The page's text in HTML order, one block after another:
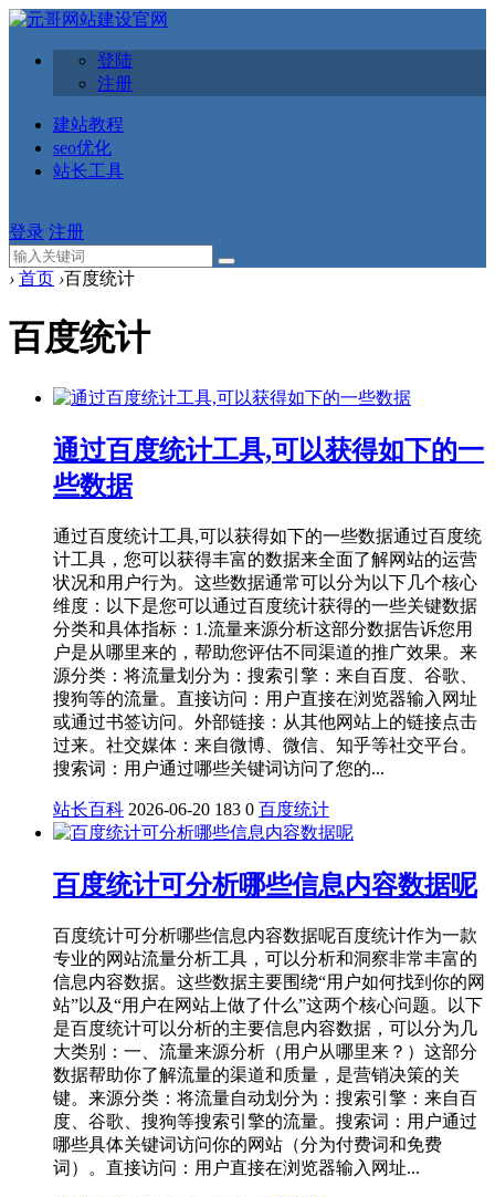
登陆
注册
建站教程
seo优化
站长工具
登录 注册
› 首页 ›百度统计
百度统计
通过百度统计工具,可以获得如下的一
些数据
通过百度统计工具,可以获得如下的一些数据通过百度统
计工具，您可以获得丰富的数据来全面了解网站的运营
状况和用户行为。这些数据通常可以分为以下几个核心
维度：以下是您可以通过百度统计获得的一些关键数据
分类和具体指标：1.流量来源分析这部分数据告诉您用
户是从哪里来的，帮助您评估不同渠道的推广效果。来
源分类：将流量划分为：搜索引擎：来自百度、谷歌、
搜狗等的流量。直接访问：用户直接在浏览器输入网址
或通过书签访问。外部链接：从其他网站上的链接点击
过来。社交媒体：来自微博、微信、知乎等社交平台。
搜索词：用户通过哪些关键词访问了您的...
站长百科 2026-06-20 183 0 百度统计
百度统计可分析哪些信息内容数据呢
百度统计可分析哪些信息内容数据呢百度统计作为一款
专业的网站流量分析工具，可以分析和洞察非常丰富的
信息内容数据。这些数据主要围绕“用户如何找到你的网
站”以及“用户在网站上做了什么”这两个核心问题。以下
是百度统计可以分析的主要信息内容数据，可以分为几
大类别：一、流量来源分析（用户从哪里来？）这部分
数据帮助你了解流量的渠道和质量，是营销决策的关
键。来源分类：将流量自动划分为：搜索引擎：来自百
度、谷歌、搜狗等搜索引擎的流量。搜索词：用户通过
哪些具体关键词访问你的网站（分为付费词和免费
词）。直接访问：用户直接在浏览器输入网址...